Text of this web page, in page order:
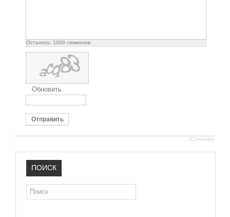
Осталось: 1000 символов
Обновить
Отправить
JComments
ПОИСК
Поиск